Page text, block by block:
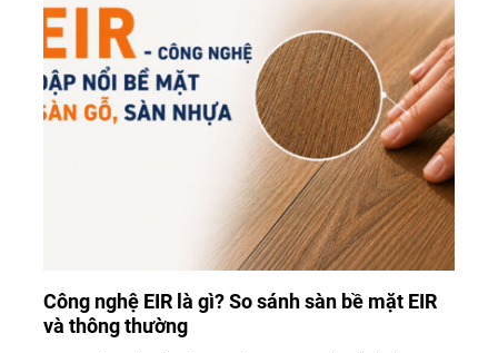
Công nghệ EIR là gì? So sánh sàn bề mặt EIR
và thông thường